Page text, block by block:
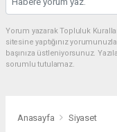
Yorum yazarak Topluluk
sitesine yaptığınız
başınıza üstleniyorsunuz.
sorumlu tutulamaz.
Anasayfa Siyaset